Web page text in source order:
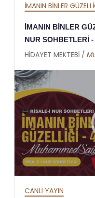
İMANIN BİNLER
İMANIN BİNLER
NUR SOHBETLERİ -
HİDAYET MEKTEBİ /
CANLI YAYIN